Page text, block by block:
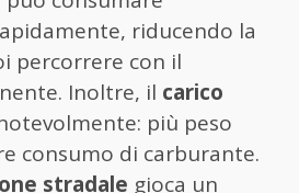
riducendo la
percorrere con il
Inoltre, il carico
più peso
consumo di carburante.
stradale gioca un